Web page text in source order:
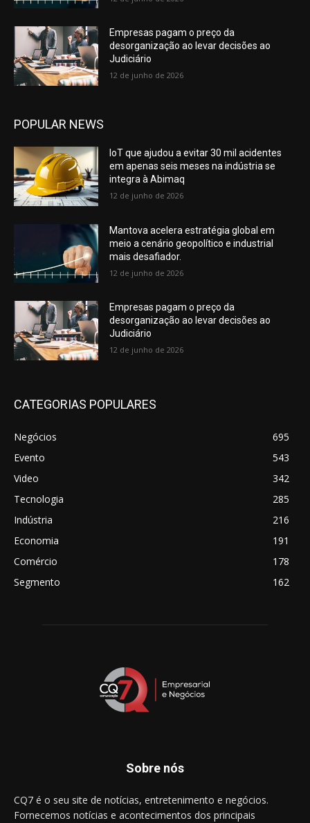
Empresas pagam o preço da
desorganização ao levar decisões ao
Judiciário
12 de junho de 2026
POPULAR NEWS
IoT que ajudou a evitar 30 mil acidentes
em apenas seis meses na indústria se
integra à Abimaq
12 de junho de 2026
Mantova acelera estratégia global em
meio a cenário geopolítico e industrial
mais desafiador.
12 de junho de 2026
Empresas pagam o preço da
desorganização ao levar decisões ao
Judiciário
12 de junho de 2026
CATEGORIAS POPULARES
Negócios
695
Evento
543
Video
342
Tecnologia
285
Indústria
216
Economia
191
Comércio
178
Segmento
162
Sobre nós
CQ7 é o seu site de notícias, entretenimento e negócios.
Fornecemos notícias e acontecimentos dos principais